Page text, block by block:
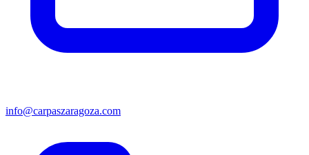
info@carpaszaragoza.com